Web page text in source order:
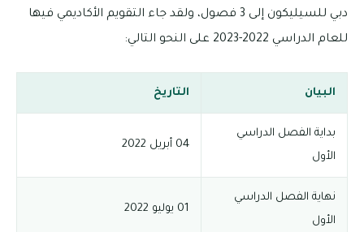
دبي للسيليكون إلى 3 فصول، ولقد جاء التقويم الأكاديمي فيها
للعام الدراسي 2022-2023 على النحو التالي:
البيان التاريخ
بداية الفصل الدراسي
الأول
04 أبريل 2022
نهاية الفصل الدراسي
الأول
01 يوليو 2022